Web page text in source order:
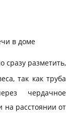
в доме
сразу разметить,
так как труба
чердачное
на расстоянии от